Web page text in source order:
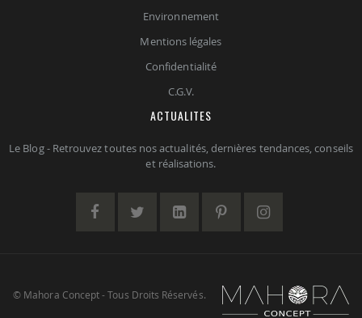
Environnement
Mentions légales
Confidentialité
C.G.V.
ACTUALITES
Le Blog - Retrouvez toutes nos actualités, dernières tendances, conseils
et réalisations.
© Mahora Concept - Tous Droits Réservés.